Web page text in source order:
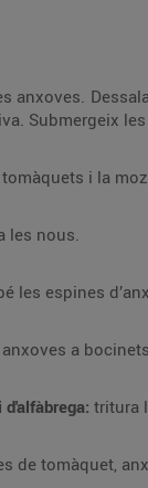
les sota un raig d’aigua freda,
i la
les nous.
a
d'alfàbrega: